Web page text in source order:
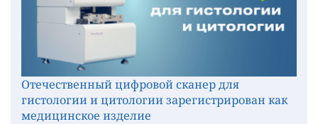
Отечественный цифровой сканер для
гистологии и цитологии зарегистрирован как
медицинское изделие